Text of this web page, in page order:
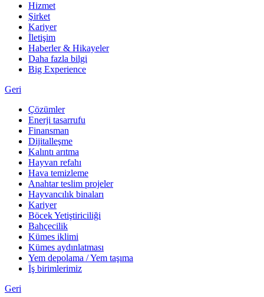
Hizmet
Şirket
Kariyer
İletişim
Haberler & Hikayeler
Daha fazla bilgi
Big Experience
Geri
Çözümler
Enerji tasarrufu
Finansman
Dijitalleşme
Kalıntı arıtma
Hayvan refahı
Hava temizleme
Anahtar teslim projeler
Hayvancılık binaları
Kariyer
Böcek Yetiştiriciliği
Bahçecilik
Kümes iklimi
Kümes aydınlatması
Yem depolama / Yem taşıma
İş birimlerimiz
Geri